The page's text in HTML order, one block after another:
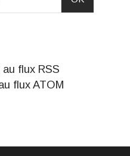
flux RSS
flux ATOM